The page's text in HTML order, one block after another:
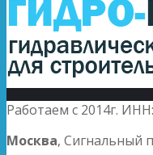
Работаем с 2014г.
Москва, Сигнальный